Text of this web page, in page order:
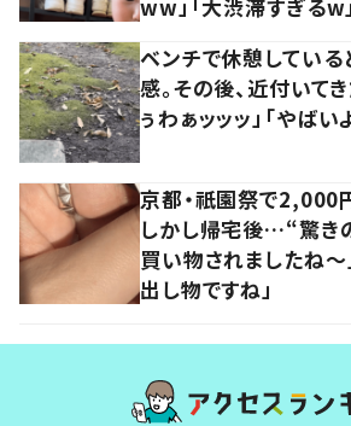
ww」「大渋滞すぎるw」
ベンチで休憩してい
感。その後、近付いて
ぅわぁッッッ」「やばい
京都・祇園祭で2,000
しかし帰宅後…“驚き
買い物されましたね～
出し物ですね」